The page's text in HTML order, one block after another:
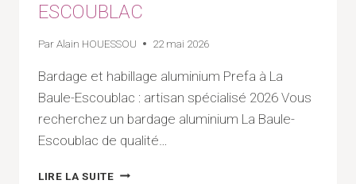
ESCOUBLAC
ParAlain HOUESSOU 22 mai 2026
Bardage et habillage aluminium Prefa à La
Baule-Escoublac : artisan spécialisé 2026 Vous
recherchez un bardage aluminium La Baule-
Escoublac de qualité…
LIRE LA SUITEBARDAGE